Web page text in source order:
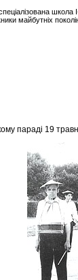
школа І-
майбутніх
параді 19